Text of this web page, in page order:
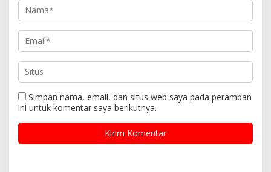
Simpan nama, email, dan situs web saya pada peramban
ini untuk komentar saya berikutnya.